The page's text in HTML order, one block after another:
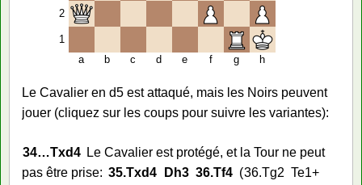
2
1
a
b c d e f g h
Le Cavalier en d5 est attaqué, mais les Noirs peuvent
jouer (cliquez sur les coups pour suivre les variantes):
34…Txd4 Le Cavalier est protégé, et la Tour ne peut
pas être prise: 35.Txd4 Dh3 36.Tf4 36.Tg2 Te1+